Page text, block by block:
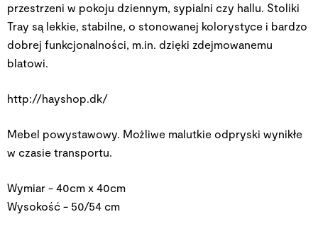
przestrzeni w pokoju dziennym, sypialni czy hallu. Stoliki
Tray są lekkie, stabilne, o stonowanej kolorystyce i bardzo
dobrej funkcjonalności, m.in. dzięki zdejmowanemu
blatowi.
http://hayshop.dk/
Mebel powystawowy. Możliwe malutkie odpryski wynikłe
w czasie transportu.
Wymiar - 40cm x 40cm
Wysokość - 50/54 cm